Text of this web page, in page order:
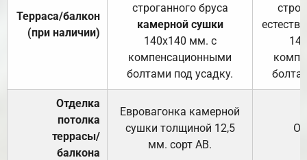
Терраса/балкон
(при наличии)
строганного бруса
камерной сушки
140х140 мм. с
компенсационными
болтами под усадку.
Отделка
потолка
террасы/
балкона
Евровагонка камерной
сушки толщиной 12,5
мм. сорт АВ.